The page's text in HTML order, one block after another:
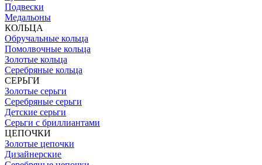
Подвески
Медальоны
КОЛЬЦА
Обручальные кольца
Помолвочные кольца
Золотые кольца
Серебряные кольца
СЕРЬГИ
Золотые серьги
Серебряные серьги
Детские серьги
Серьги с бриллиантами
ЦЕПОЧКИ
Золотые цепочки
Дизайнерские